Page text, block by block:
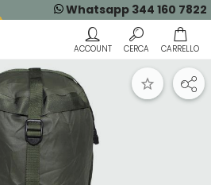
Whatsapp 344 160 7822